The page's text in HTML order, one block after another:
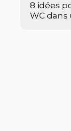
8 idées
WC dans